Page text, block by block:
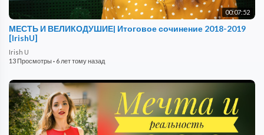
00:07:52
МЕСТЬ И ВЕЛИКОДУШИЕ| Итоговое сочинение 2018-2019
[IrishU]
Irish U
13 Просмотры· 6 лет тому назад